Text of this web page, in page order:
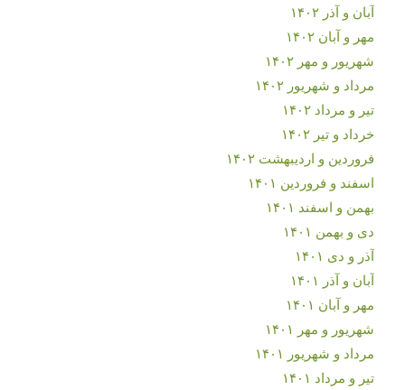
آبان و آذر ۱۴۰۲
مهر و آبان ۱۴۰۲
شهریور و مهر ۱۴۰۲
مرداد و شهریور ۱۴۰۲
تیر و مرداد ۱۴۰۲
خرداد و تیر ۱۴۰۲
فروردین و اردیبهشت ۱۴۰۲
اسفند و فروردین ۱۴۰۱
بهمن و اسفند ۱۴۰۱
دی و بهمن ۱۴۰۱
آذر و دی ۱۴۰۱
آبان و آذر ۱۴۰۱
مهر و آبان ۱۴۰۱
شهریور و مهر ۱۴۰۱
مرداد و شهریور ۱۴۰۱
تیر و مرداد ۱۴۰۱